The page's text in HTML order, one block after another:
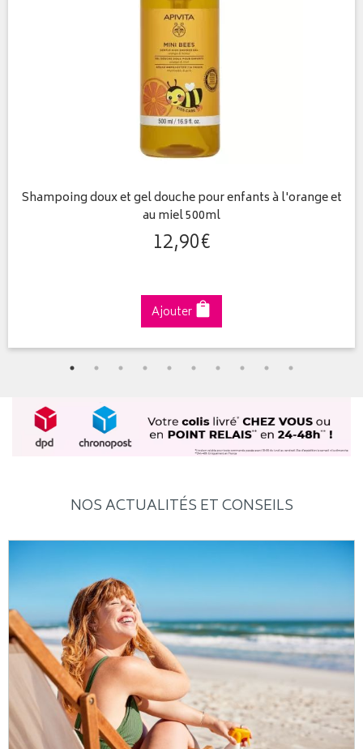
Shampoing doux et gel douche pour enfants à l'orange et
au miel 500ml
12,90€
Ajouter
NOS ACTUALITÉS ET CONSEILS